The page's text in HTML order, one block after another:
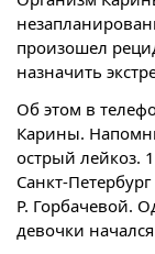
произошел
назначить
Об этом в
Карины.
острый лейкоз.
Санкт-
Р. Горбачевой.
девочки